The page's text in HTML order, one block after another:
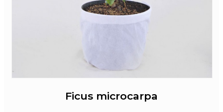
Ficus microcarpa